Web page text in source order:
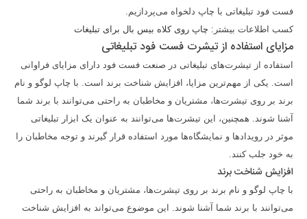
فست فود تبلیغاتی با چاپ دلخواه می‌پردازیم.
کسب اطلاعات بیشتر: چاپ روی کلاه بیس بال برای تبلیغات
مزایای استفاده از تیشرت فست فود تبلیغاتی
استفاده از تیشرت‌های تبلیغاتی در صنعت فست فود دارای مزایای فراوانی
است. یکی از مهم‌ترین مزایا، افزایش شناخت برند است. با چاپ لوگو و نام
برند بر روی تیشرت‌ها، مشتریان و مخاطبان به راحتی می‌توانند با برند شما
آشنا شوند. همچنین، این تیشرت‌ها می‌توانند به عنوان یک ابزار تبلیغاتی
موثر در رویدادها و نمایشگاه‌ها مورد استفاده قرار گیرند و توجه مخاطبان را
به خود جلب کنند.
افزایش شناخت برند
با چاپ لوگو و نام برند بر روی تیشرت‌ها، مشتریان و مخاطبان به راحتی
می‌توانند با برند شما آشنا شوند. این موضوع می‌تواند به افزایش شناخت